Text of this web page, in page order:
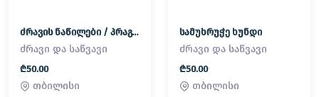
ძრავის ნაწილები / პრაგლატკა პორშინი კოლიცო
ძრავი და საწვავი
₾50.00
თბილისი
სამუხრუჭე ხუნდი
ძრავი და საწვავი
₾50.00
თბილისი